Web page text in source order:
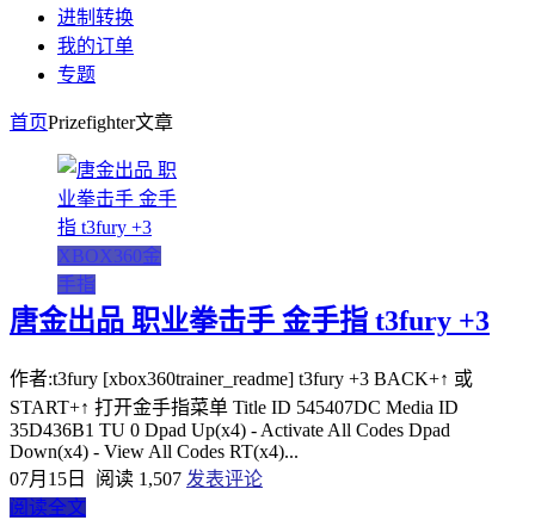
进制转换
我的订单
专题
首页Prizefighter文章
XBOX360金
手指
唐金出品 职业拳击手 金手指 t3fury +3
作者:t3fury [xbox360trainer_readme] t3fury +3 BACK+↑ 或
START+↑ 打开金手指菜单 Title ID 545407DC Media ID
35D436B1 TU 0 Dpad Up(x4) - Activate All Codes Dpad
Down(x4) - View All Codes RT(x4)...
07月15日
阅读 1,507 发表评论
阅读全文